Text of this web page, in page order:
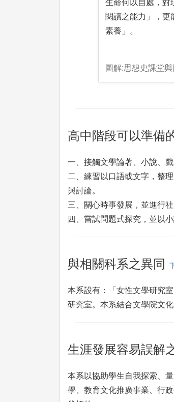
生命何以自處，對
閱讀之能力」，更
素養」。
圖解:思想史課堂
高中階段可以準備
一、接觸文學論著、小說、
二、練習以口語或文字，整
與討論。
三、關心時事發展，並進行
四、嘗試問題式探究，並以
與相關科系之異同
本系設有：「女性文學研究
研究室。本系結合文學院文
生涯發展容易誤解
本系以協助學生自我探索、
學、教育文化推廣事業、行